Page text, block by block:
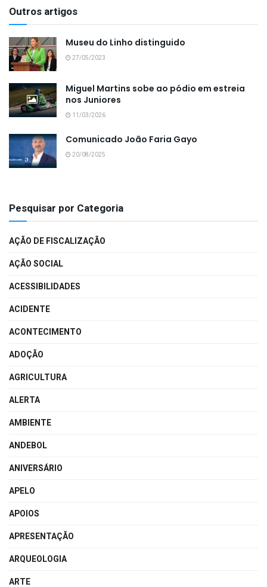
Outros artigos
Museu do Linho distinguido
27/05/2023
Miguel Martins sobe ao pódio em estreia
nos Juniores
11/03/2026
Comunicado João Faria Gayo
20/08/2025
Pesquisar por Categoria
AÇÃO DE FISCALIZAÇÃO
AÇÃO SOCIAL
ACESSIBILIDADES
ACIDENTE
ACONTECIMENTO
ADOÇÃO
AGRICULTURA
ALERTA
AMBIENTE
ANDEBOL
ANIVERSÁRIO
APELO
APOIOS
APRESENTAÇÃO
ARQUEOLOGIA
ARTE